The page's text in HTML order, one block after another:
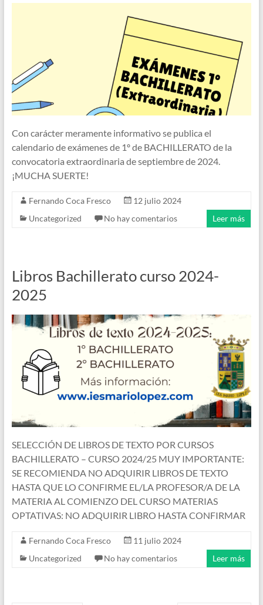
Con carácter meramente informativo se publica el
calendario de exámenes de 1º de BACHILLERATO de la
convocatoria extraordinaria de septiembre de 2024.
¡MUCHA SUERTE!
Fernando Coca Fresco
12 julio 2024
Uncategorized
No hay comentarios Leer más
Libros Bachillerato curso 2024-
2025
SELECCIÓN DE LIBROS DE TEXTO POR CURSOS
BACHILLERATO – CURSO 2024/25 MUY IMPORTANTE:
SE RECOMIENDA NO ADQUIRIR LIBROS DE TEXTO
HASTA QUE LO CONFIRME EL/LA PROFESOR/A DE LA
MATERIA AL COMIENZO DEL CURSO MATERIAS
OPTATIVAS: NO ADQUIRIR LIBRO HASTA CONFIRMAR
Fernando Coca Fresco
11 julio 2024
Uncategorized
No hay comentarios Leer más